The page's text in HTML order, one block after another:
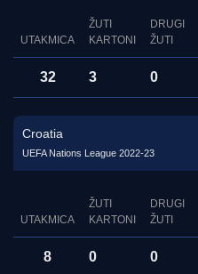
UTAKMICA
ŽUTI
KARTONI
DRUGI
ŽUTI
32 3 0
Croatia
UEFA Nations League 2022-23
UTAKMICA
ŽUTI
KARTONI
DRUGI
ŽUTI
8 0 0